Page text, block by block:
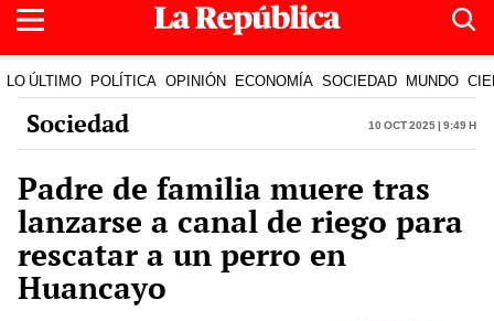
LO ÚLTIMO POLÍTICA OPINIÓN ECONOMÍA SOCIEDAD MUNDO
Sociedad 10 Oct 2025 | 9:49 h
Padre de familia muere tras
lanzarse a canal de riego para
rescatar a un perro en
Huancayo